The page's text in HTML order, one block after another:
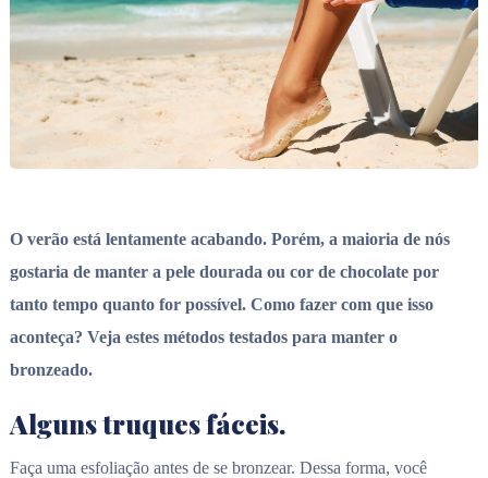
O verão está lentamente acabando. Porém, a maioria de nós
gostaria de manter a pele dourada ou cor de chocolate por
tanto tempo quanto for possível. Como fazer com que isso
aconteça? Veja estes métodos testados para manter o
bronzeado.
Alguns truques fáceis.
Faça uma esfoliação antes de se bronzear. Dessa forma, você